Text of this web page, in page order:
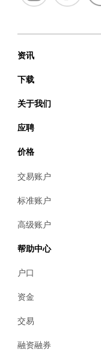
资讯
下载
关于我们
应聘
价格
交易账户
标准账户
高级账户
帮助中心
户口
资金
交易
融资融券